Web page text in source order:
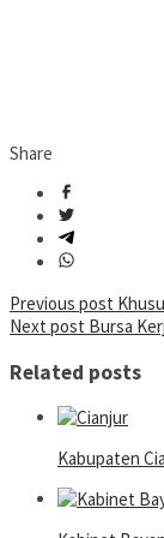
Share
Post
navigation
Previous post
Next post Bursa
Related posts
Kabupaten